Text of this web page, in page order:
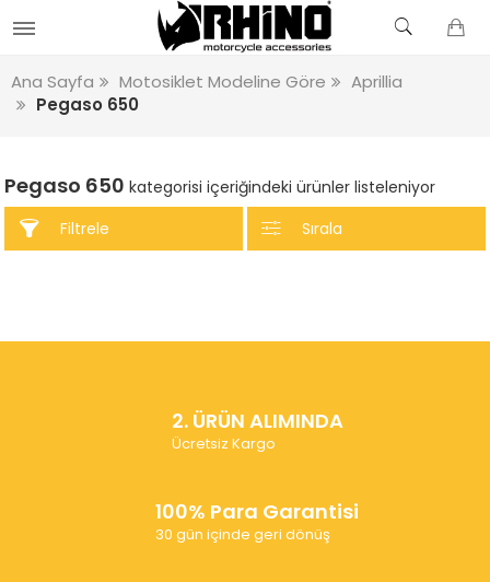
Ana Sayfa Motosiklet Modeline Göre
Aprillia
Pegaso 650
Pegaso 650 kategorisi içeriğindeki ürünler listeleniyor
Filtrele
Sırala
2. ÜRÜN ALIMINDA
Ücretsiz Kargo
100% Para Garantisi
30 gün içinde geri dönüş